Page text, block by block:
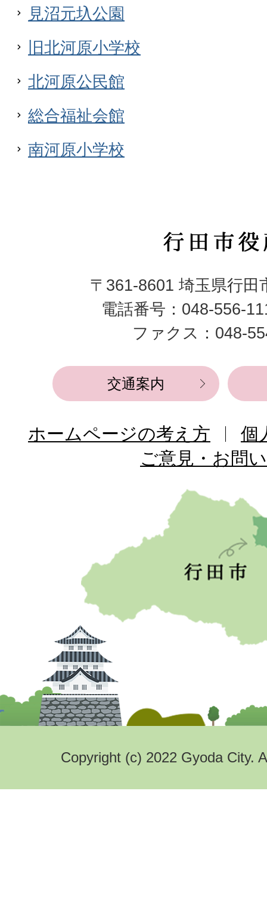
見沼元圦公園
旧北河原小学校
北河原公民館
総合福祉会館
南河原小学校
行
市
役
所
〒361-8601 埼玉県行田
電話番号：048-556-
ファクス：048-
交通案内
ホームページの考え方
個
ご意見・お問
Copyright (c) 2022 Gyoda City.